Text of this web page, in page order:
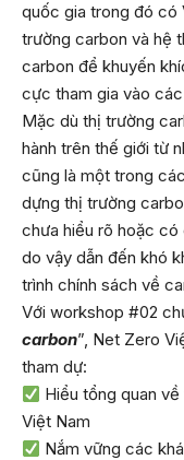
quốc gia trong đó có
trường carbon và hệ
carbon để khuyến
cực tham gia vào
Mặc dù thị trường
hành trên thế giới từ
cũng là một trong
dựng thị trường
chưa hiểu rõ hoặc
do vậy dẫn đến khó
trình chính sách về
Với workshop #02
carbon”, Net Zero
tham dự:
Hiểu tổng quan
Việt Nam
Nắm vững các